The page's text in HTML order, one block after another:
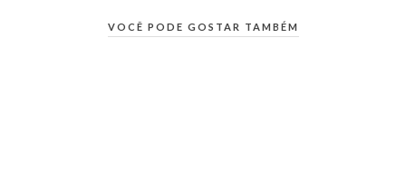
VOCÊ PODE GOSTAR TAMBÉM